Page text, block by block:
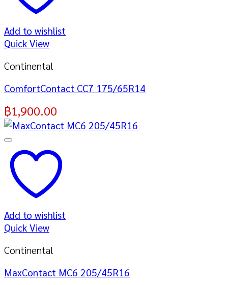
Add to wishlist
Quick View
Continental
ComfortContact CC7 175/65R14
฿1,900.00
Add to wishlist
Quick View
Continental
MaxContact MC6 205/45R16